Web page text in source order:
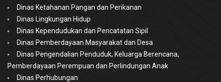
Dinas Ketahanan Pangan dan Perikanan
Dinas Lingkungan Hidup
Dinas Kependudukan dan Pencatatan Sipil
Dinas Pemberdayaan Masyarakat dan Desa
Dinas Pengendalian Penduduk, Keluarga Berencana,
Pemberdayaan Perempuan dan Perlindungan Anak
Dinas Perhubungan